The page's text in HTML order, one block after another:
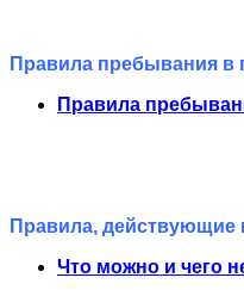
Правила пребывания в
Правила
Правила, действующие
Что можно и чего